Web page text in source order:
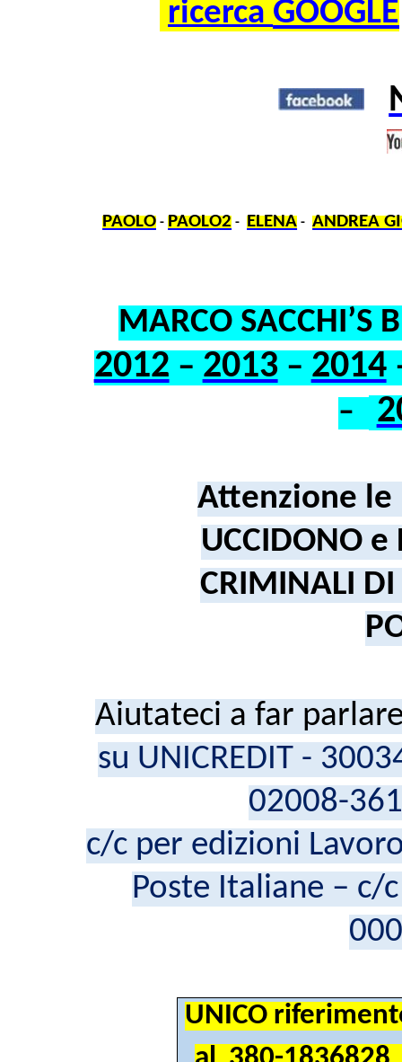
ricerca GOOGLE
PAOLO - PAOLO2 - ELENA -ANDREA
MARCO SACCHI’S
2012 – 2013– 2014
–
Attenzione le
UCCIDONO e
CRIMINALI DI
Aiutateci a far
su UNICREDIT -
02008-
c/c per edizioni
Poste Italiane – c/
UNICO